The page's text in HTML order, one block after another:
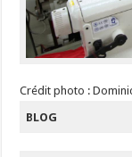
Crédit photo :
BLOG